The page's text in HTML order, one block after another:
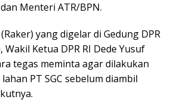
Menteri ATR/BPN.
yang digelar di Gedung DPR
Wakil Ketua DPR RI Dede Yusuf
tegas meminta agar dilakukan
PT SGC sebelum diambil